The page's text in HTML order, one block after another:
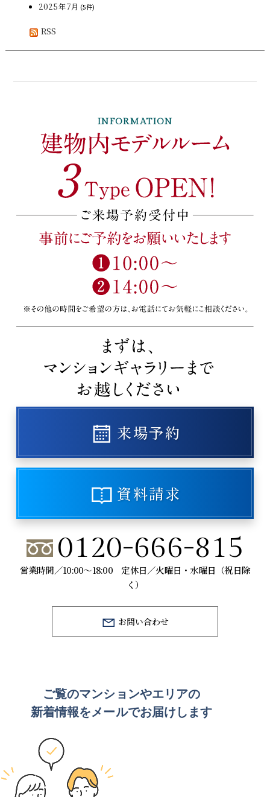
2025年7月 (5件)
RSS
INFORMATION
来場予約
資料請求
0120-666-815
営業時間／10:00～18:00 定休日／火曜日・水曜日（祝日除
く）
お問い合わせ
ご覧のマンションやエリアの
新着情報をメールでお届けします